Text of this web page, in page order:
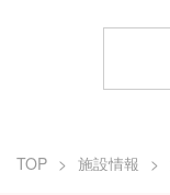
TOP 施設情報